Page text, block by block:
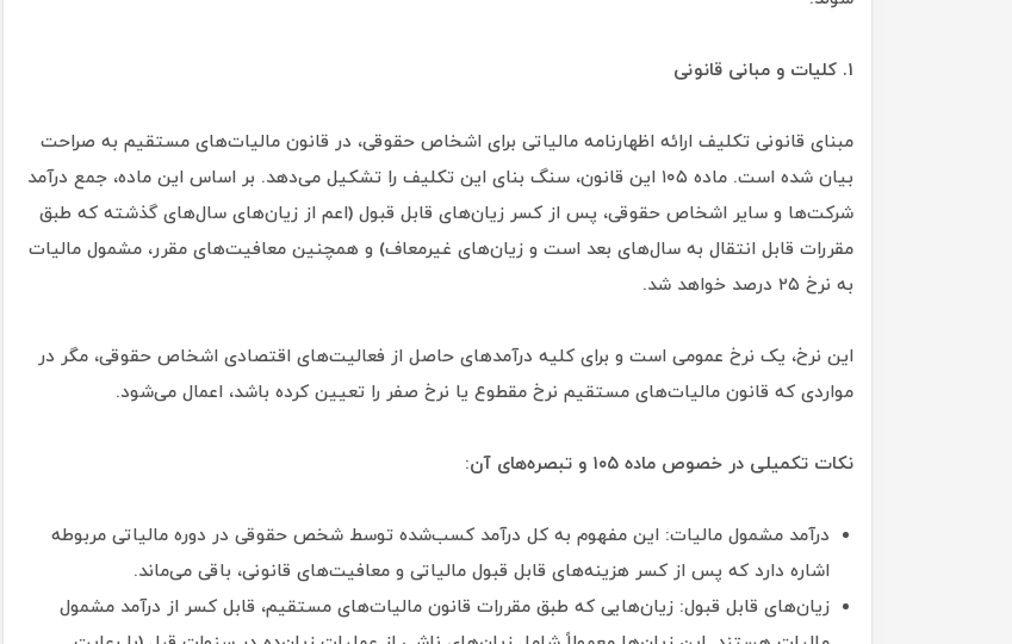
۱. کلیات و مبانی قانونی
مبنای قانونی تکلیف ارائه اظهارنامه مالیاتی برای اشخاص حقوقی، در قانون مالیات‌های مستقیم به صراحت
بیان شده است. ماده ۱۰۵ این قانون، سنگ بنای این تکلیف را تشکیل می‌دهد. بر اساس این ماده، جمع درآمد
شرکت‌ها و سایر اشخاص حقوقی، پس از کسر زیان‌های قابل قبول (اعم از زیان‌های سال‌های گذشته که طبق
مقررات قابل انتقال به سال‌های بعد است و زیان‌های غیرمعاف) و همچنین معافیت‌های مقرر، مشمول مالیات
به نرخ ۲۵ درصد خواهد شد.
این نرخ، یک نرخ عمومی است و برای کلیه درآمدهای حاصل از فعالیت‌های اقتصادی اشخاص حقوقی، مگر در
مواردی که قانون مالیات‌های مستقیم نرخ مقطوع یا نرخ صفر را تعیین کرده باشد، اعمال می‌شود.
نکات تکمیلی در خصوص ماده ۱۰۵ و تبصره‌های آن:
درآمد مشمول مالیات: این مفهوم به کل درآمد کسب‌شده توسط شخص حقوقی در دوره مالیاتی مربوطه
اشاره دارد که پس از کسر هزینه‌های قابل قبول مالیاتی و معافیت‌های قانونی، باقی می‌ماند.
زیان‌های قابل قبول: زیان‌هایی که طبق مقررات قانون مالیات‌های مستقیم، قابل کسر از درآمد مشمول